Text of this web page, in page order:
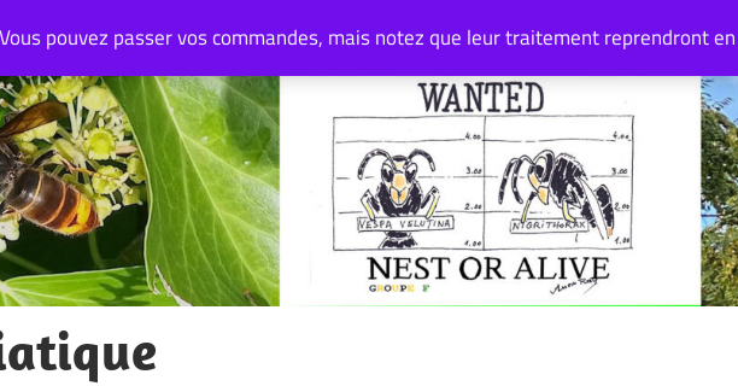
pouvez passer vos commandes, mais notez que leur traitement reprendront